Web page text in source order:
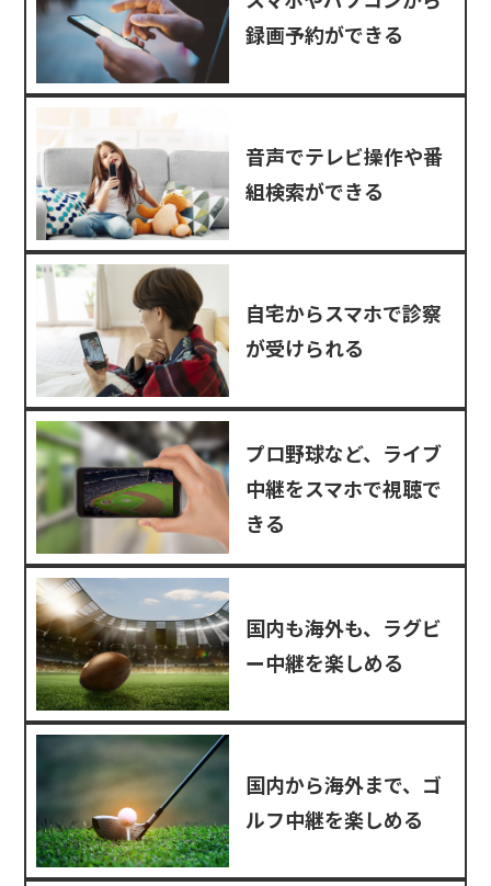
録画予約ができる
音声でテレビ操作や番
組検索ができる
自宅からスマホで診察
が受けられる
プロ野球など、ライブ
中継をスマホで視聴で
きる
国内も海外も、ラグビ
ー中継を楽しめる
国内から海外まで、ゴ
ルフ中継を楽しめる